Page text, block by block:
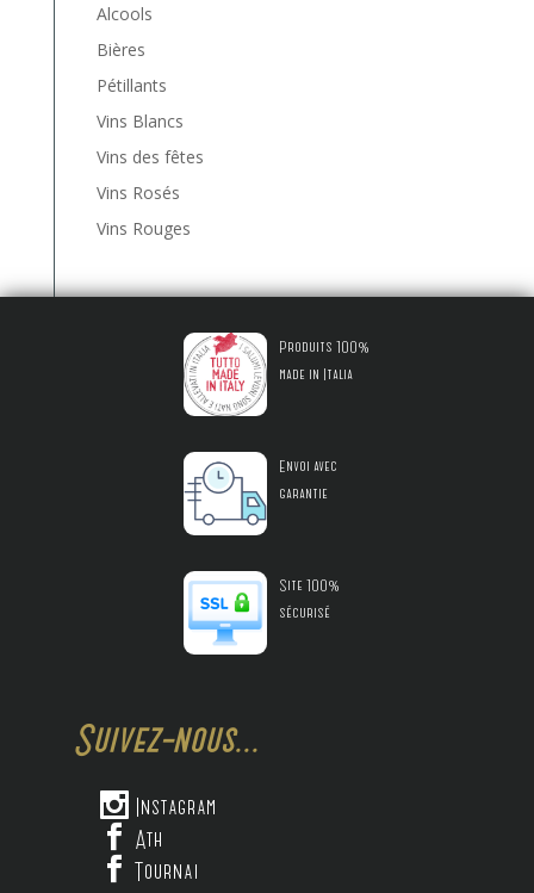
Alcools
Bières
Pétillants
Vins Blancs
Vins des fêtes
Vins Rosés
Vins Rouges
Produits 100%
made in Italia
Envoi avec
garantie
Site 100%
sécurisé
Suivez-nous...
 Instagram
 Ath
 Tournai